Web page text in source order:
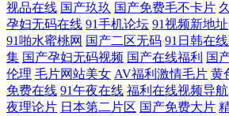
视品在线 国产玖玖 国产免费毛不卡片
孕妇无码在线 91手机论坛 91视频新地址
91啪水蜜桃网 国产二区无码 91日韩在
集 国产孕妇无码视频 国产在线福利 国
伦理 毛片网站美女 AV福利激情毛片 黄
免费在线 91午夜在线 福利在线视频导航
夜理论片 日本第二片区 国产免费大片